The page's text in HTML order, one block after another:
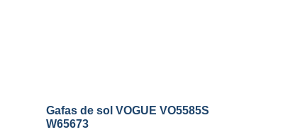
Gafas de sol VOGUE VO5585S
W65673